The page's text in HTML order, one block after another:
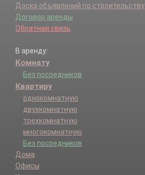
Доска объявлений по строительству
Договор аренды
Обратная связь
В аренду:
Комнату
Без посредников
Квартиру
однокомнатную
двухкомнатную
трехкомнатную
многокомнатную
Без посредников
Дома
Офисы